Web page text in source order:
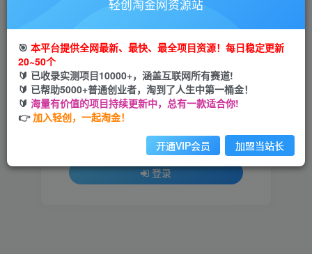
用户名或邮箱
登录密码
找回密码
登录
轻创淘金网资源站
🎯 本平台提供全网最新、最快、最全项目资源！每日稳定更新
20~50个
🔰 已收录实测项目10000+，涵盖互联网所有赛道!
🔰 已帮助5000+普通创业者，淘到了人生中第一桶金！
🔰 海量有价值的项目持续更新中，总有一款适合你!
👉加入轻创，一起淘金！
开通VIP会员 加盟当站长